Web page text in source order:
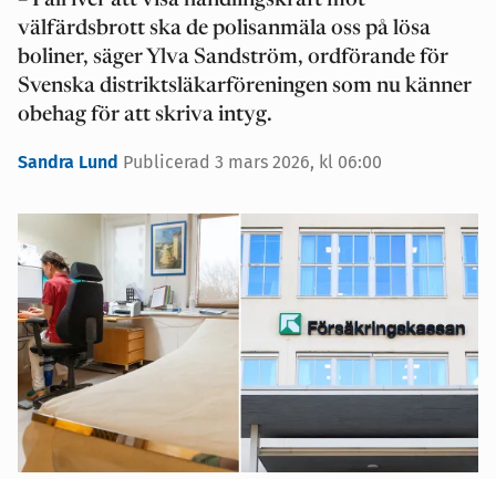
välfärdsbrott ska de polisanmäla oss på lösa
boliner, säger Ylva Sandström, ordförande för
Svenska distriktsläkarföreningen som nu känner
obehag för att skriva intyg.
Sandra Lund Publicerad 3 mars 2026, kl 06:00